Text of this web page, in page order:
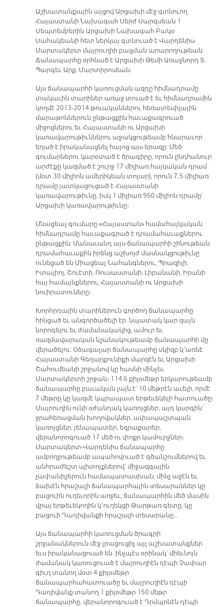
Աշխատանքային այցով Արցախի մէջ գտնուող
Հայաստանի Նախագահ Սերժ Սարգսեան 1
Սեպտեմբերին Արցախի Նախագահ Բակօ
Սահակեանի հետ ներկայ գտնուած է Վարդենիս-
Մարտակերտ մայրուղիի բացման արարողութեան:
Ճանապարհը օրհնած է Արցախի Թեմի Առաջնորդ Տ.
Պարգեւ Արք. Մարտիրոսեան:
Այս ճանապարհի կառուցման ազդը հիմնադրամը
տակաւին տարիներ առաջ տուած է եւ հիմնադրամին
կողմէ 2013-2014 թուականներու հեռատեսիլային
մարաթոններուն ընթացքին հաւաքագրուած
միջոցներու եւ Հայաստանի ու Արցախի
կառավարութիւններու աջակցութեամբ հնարաւոր
եղած է իրականացնել հայոց այս երազը: Մեծ
գումարներու կարօտած է ծրագիրը, որուն ընդհանուր
արժէքը կազմած է շուրջ 17 միլիառ հայկական դրամ
(մօտ 30 միլիոն ամերիկեան տոլար), որուն 7․5 միլիառ
դրամը յատկացուցած է Հայաստանի
կառավարութիւնը, իսկ 1 միլիառ 950 միլիոն դրամը՝
Արցախի կառավարութիւնը։
Մնացեալ գումարը «Հայաստան» համահայկական
հիմնադրամը հաւաքագրած է դրամահաւաքներու
ընթացքին: Մանաւանդ այս ճանապարհի շինութեան
դրամահաւաքին իրենց աշխոյժ մասնակցութիւնը
ունեցած են Միացեալ Նահանգներու, Պրազիլի,
Իտալիոյ, Շուէտի, Ռուսաստանի, Լիբանանի, Իրանի
հայ համայնքներու, Հայաստանի ու Արցախի
նուիրատուները։
Խորհրդային տարիներուն գործող ճանապարհը
հինցած եւ անգործածելի էր. նպատակ կար զայն
նորոգելու եւ ժամանակակից, ամուր եւ
ռազմավարական նշանակութեամբ ճանապարհի մը
վերածելու: Օձագալար ճանապարհը սկիզբ կ՚առնէ
Հայաստանի Գեղարքունիքի մարզէն եւ Արցախի
Շահումեանի շրջանով կը հասնի մինչեւ
Մարտակերտի շրջան։ 114.6 քիլօմեթր երկարութեամբ
ճանապարհը բաւական լայն է՝ 10 մեթրէն աւելի, որմէ
7 մեթրը կը կազմէ կպրապատ երթեւեկելի հատուածը։
Մայրուղին ունի օժանդակ կառոյցներ, այդ կարգին՝
ջրահեռացման խողովակներ, ափապաշտպան
կառոյցներ, յենապատեր, եզրաքարեր,
վերանորոգուած 17 մեծ ու փոքր կամուրջներ։
Մարտակերտ-Վարդենիս ճանապարհը
ամբողջութեամբ ապահովուած է գծանշումներով եւ
անհրաժեշտ պիտոյքներով՝ միջազգային
չափանիշերուն համապատասխան, մինչ աջէն եւ
ձախէն հրաշալի ճանապարհային տեսարաններ կը
բացուին ուղեւորին առջեւ, ճանապարհին մեծ մասին
վրայ երթեւեկողին կ՚ուղեկցի Թարթառ գետը, կը
բացուի Դադիվանքի հրաշալի տեսարանը…
Այս ճանապարհի կառուցման ծրագրի
շրջանակներուն մէջ լրացուցիչ այլ աշխատանքներ
եւս իրականացուած են. ինչպէս օրինակ՝ միեւնոյն
ժամանակ կառուցուած է մայրուղիէն դէպի Չափար
գիւղ տանող մօտ 4 քիլօմեթր
ճանապարհահատուածը եւ մայրուղիէն դէպի
Դադիվանք տանող 1 քիլօմեթր 150 մեթր
ճանապարհը, վերանորոգուած է Դրմպոնէն դէպի